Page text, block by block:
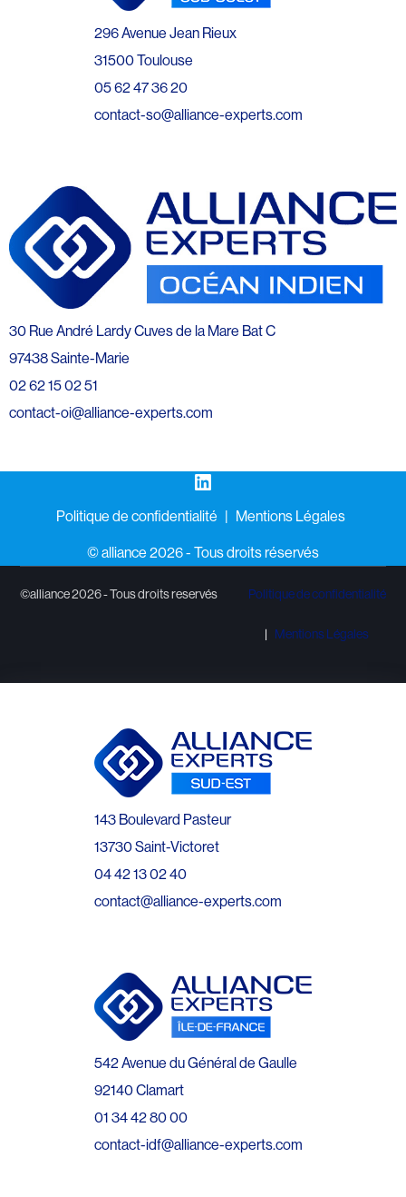
296 Avenue Jean Rieux
31500 Toulouse
05 62 47 36 20
contact-so@alliance-experts.com
30 Rue André Lardy Cuves de la Mare Bat C
97438 Sainte-Marie
02 62 15 02 51
contact-oi@alliance-experts.com
LinkedIn
Politique de confidentialité
Mentions Légales
©️ alliance 2026 - Tous droits réservés
©alliance 2026 - Tous droits reservés Politique de confidentialité
Mentions Légales
143 Boulevard Pasteur
13730 Saint-Victoret
04 42 13 02 40
contact@alliance-experts.com
542 Avenue du Général de Gaulle
92140 Clamart
01 34 42 80 00
contact-idf@alliance-experts.com